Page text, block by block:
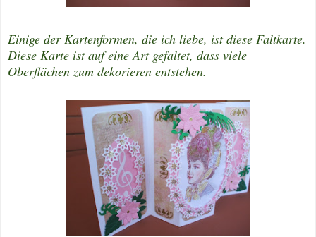
Einige der Kartenformen, die ich liebe, ist diese Faltkarte.
Diese Karte ist auf eine Art gefaltet, dass viele
Oberflächen zum dekorieren entstehen.